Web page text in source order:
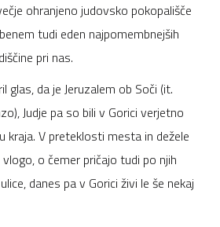
ohranjeno judovsko pokopališče
tudi eden najpomembnejših
pri nas.
glas, da je Jeruzalem ob Soči (it.
Judje pa so bili v Gorici verjetno
kraja. V preteklosti mesta in dežele
o čemer pričajo tudi po njih
danes pa v Gorici živi le še nekaj